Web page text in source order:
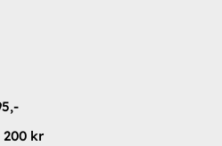
kr